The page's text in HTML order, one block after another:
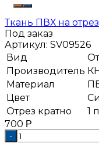
Ткань ПВХ на
Под заказ
Артикул: SV09526
Вид
Производитель
Материал
Цвет
Отрез кратно
1
700 Р
-